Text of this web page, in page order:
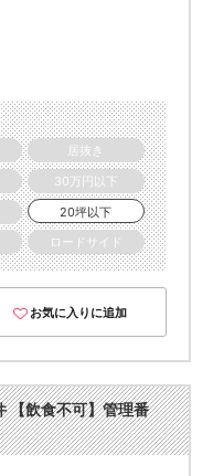
居抜き
30万円以下
20坪以下
ロードサイド
お気に入りに追加
【飲食不可】管理番